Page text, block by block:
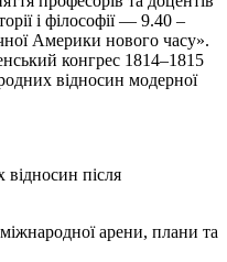
і філософії— 9.40 –
Америки нового часу».
конгрес 1814–1815
відносин модерної
після
арени, плани та